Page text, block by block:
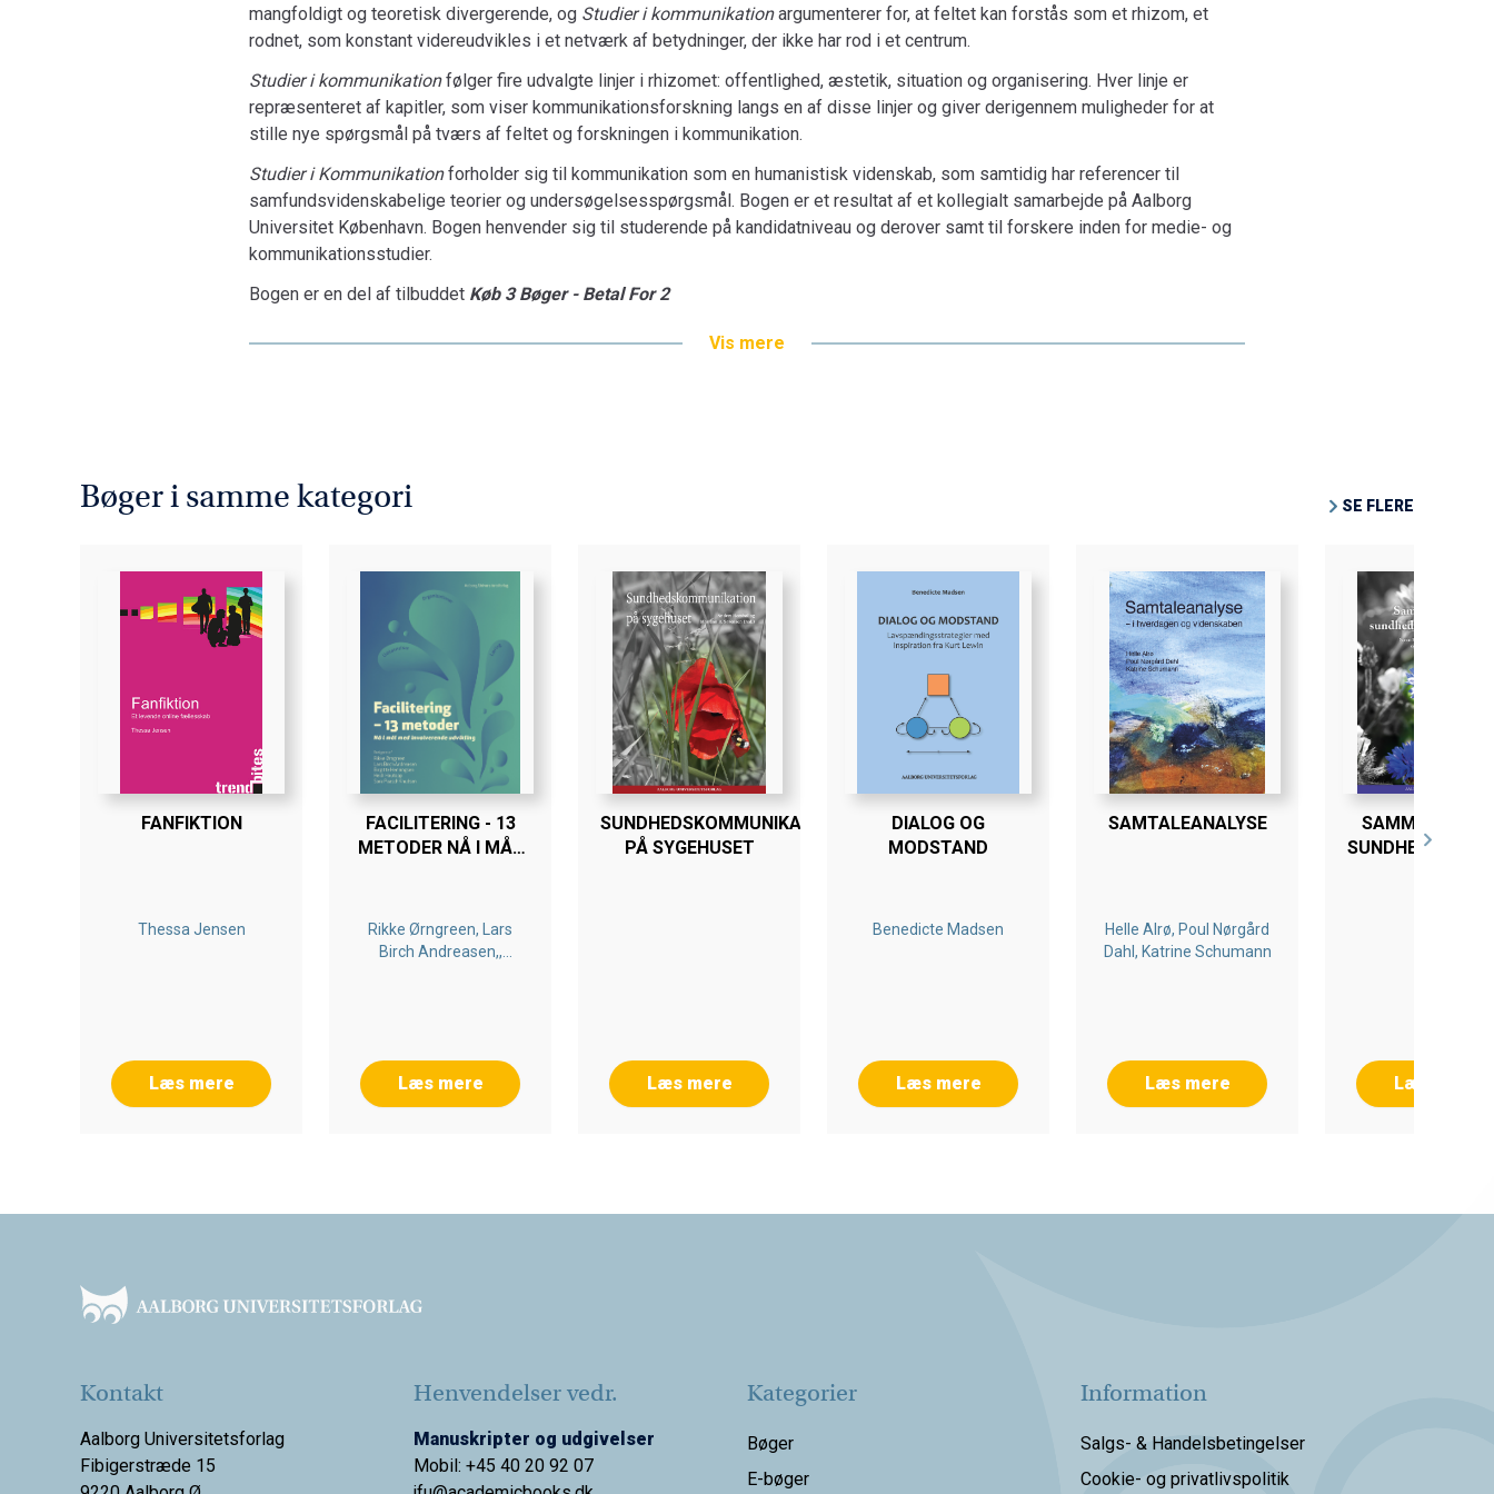
mangfoldigt og teoretisk divergerende, og Studier i kommunikationargumenterer for, at feltet kan forstås som et rhizom, et
rodnet, som konstant videreudvikles i et netværk af betydninger, der ikke har rod i et centrum.
Studier i kommunikationfølger fire udvalgte linjer i rhizomet: offentlighed, æstetik, situation og organisering. Hver linje er
repræsenteret af kapitler, som viser kommunikationsforskning langs en af disse linjer og giver derigennem muligheder for at
stille nye spørgsmål på tværs af feltet og forskningen i kommunikation.
Studier i Kommunikationforholder sig til kommunikation som en humanistisk videnskab, som samtidig har referencer til
samfundsvidenskabelige teorier og undersøgelsesspørgsmål. Bogen er et resultat af et kollegialt samarbejde på Aalborg
Universitet København. Bogen henvender sig til studerende på kandidatniveau og derover samt til forskere inden for medie- og
kommunikationsstudier.
Bogen er en del af tilbuddet Køb 3 Bøger - Betal For 2
Vis mere
Bøger i samme kategori SE FLERE
FANFIKTION
Thessa Jensen
Læs mere
FACILITERING - 13
METODER NÅ I MÅL
Rikke Ørngreen, Lars
Birch Andreasen,,
Læs mere
SUNDHEDSKOMMUNIKATION
PÅ SYGEHUSET
Læs mere
DIALOG OG
MODSTAND
Benedicte Madsen
Læs mere
SAMTALEANALYSE
Helle Alrø, Poul Nørgård
Dahl, Katrine Schumann
Læs mere Læs mere
Kontakt
Aalborg Universitetsforlag
Fibigerstræde 15
Henvendelser vedr.
Manuskripter og udgivelser
Mobil: +45 40 20 92 07
Kategorier
Bøger
E-bøger
Information
Salgs- & Handelsbetingelser
Cookie- og privatlivspolitik